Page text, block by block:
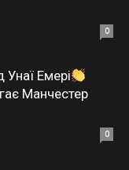
0
Емері
Манчестер
0